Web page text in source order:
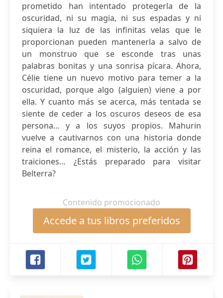
prometido han intentado protegerla de la
oscuridad, ni su magia, ni sus espadas y ni
siquiera la luz de las infinitas velas que le
proporcionan pueden mantenerla a salvo de
un monstruo que se esconde tras unas
palabras bonitas y una sonrisa pícara. Ahora,
Célie tiene un nuevo motivo para temer a la
oscuridad, porque algo (alguien) viene a por
ella. Y cuanto más se acerca, más tentada se
siente de ceder a los oscuros deseos de esa
persona… y a los suyos propios. Mahurin
vuelve a cautivarnos con una historia donde
reina el romance, el misterio, la acción y las
traiciones… ¿Estás preparado para visitar
Belterra?
Contenido promocionado
Accede a tus libros preferidos